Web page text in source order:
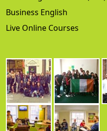
Business English
Live Online Courses